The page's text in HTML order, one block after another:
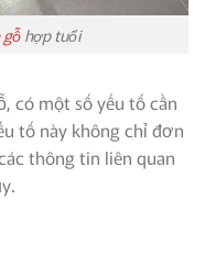
gỗhợp tuổi
có một số yếu tố cần
tố này không chỉ đơn
thông tin liên quan